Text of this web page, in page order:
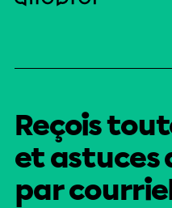
Reçois
et astuces
par